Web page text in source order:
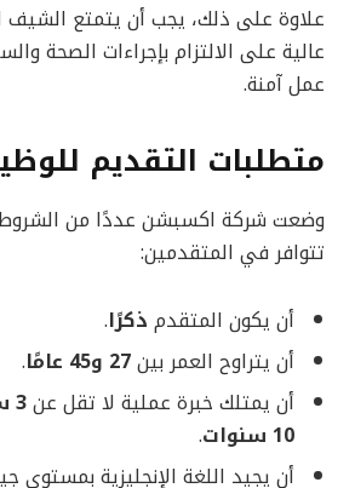
علاوة على ذلك، يجب أن يتمتع الشيف
عالية على الالتزام بإجراءات الصحة
عمل آمنة.
متطلبات التقديم
وضعت شركة اكسبشن عددًا من
تتوافر في المتقدمين:
أن يكون المتقدم ذكرًا.
أن يتراوح العمر بين27 و45 عامًا
.
أن يمتلك خبرة عملية لا تقل عن3 سنوات
10 سنوات
.
أن يجيد اللغة الإنجليزية بمستوى